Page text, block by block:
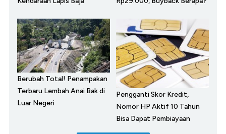
Berubah Total! Penampakan
Terbaru Lembah Anai Bak di
Luar Negeri
Pengganti Skor Kredit,
Nomor HP Aktif 10 Tahun
Bisa Dapat Pembiayaan